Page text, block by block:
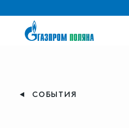
СОБЫТИЯ